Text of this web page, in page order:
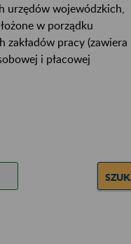
urzędów wojewódzkich,
w porządku
pracy (zawiera
i płacowej